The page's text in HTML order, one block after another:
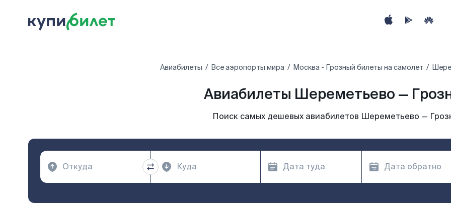
Авиабилеты Все аэропорты мира Москва - Грозный билеты на самолет
Авиабилеты Шереметьево —
Поиск самых дешевых авиабилетов Шереметьево —